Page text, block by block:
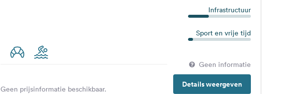
Infrastructuur
Sport en vrije tijd
Geen informatie
Details weergeven
Geen prijsinformatie beschikbaar.